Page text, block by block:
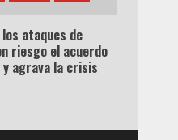
ataques de
riesgo el acuerdo
y agrava la crisis